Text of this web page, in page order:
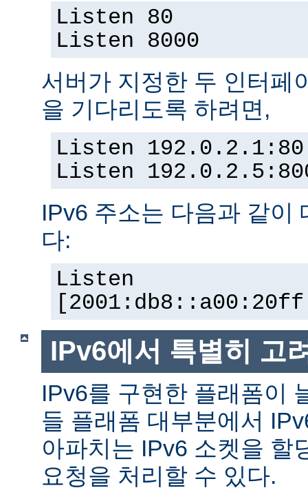
Listen 80
Listen 8000
서버가 지정한 두 인터페
을 기다리도록 하려면,
Listen 192.0.2.1:80
Listen
IPv6 주소는 다음과 같이
다:
Listen
IPv6에서 특별히 고
IPv6를 구현한 플래폼이
들 플래폼 대부분에서
아파치는 IPv6 소켓을 할
요청을 처리할 수 있다.